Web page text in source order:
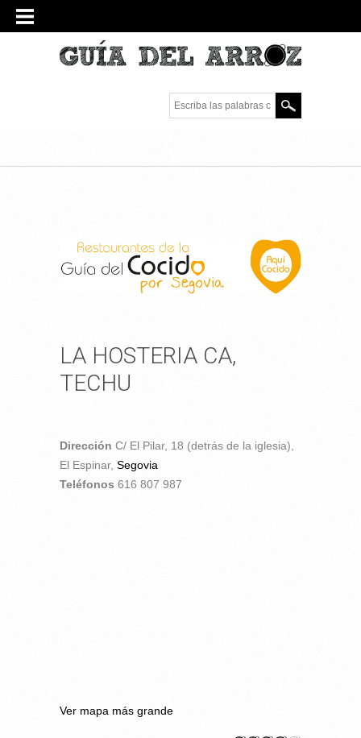
Escriba las palabras
clave.
LA HOSTERIA CA,
TECHU
Dirección C/ El Pilar, 18 (detrás de la iglesia),
El Espinar, Segovia
Teléfonos 616 807 987
Ver mapa más grande